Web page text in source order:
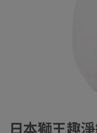
日本獅王趣